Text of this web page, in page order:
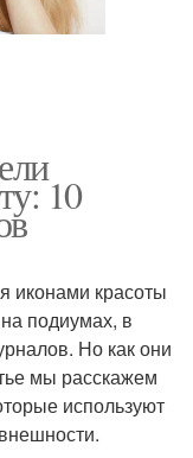
10
иконами красоты
подиумах, в
Но как они
мы расскажем
используют